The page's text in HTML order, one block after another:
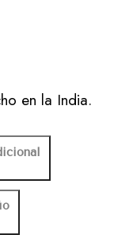
en la India.